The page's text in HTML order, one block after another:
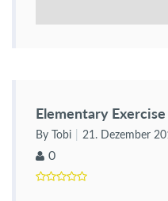
Elementary Exercise
By Tobi 21. Dezember
0